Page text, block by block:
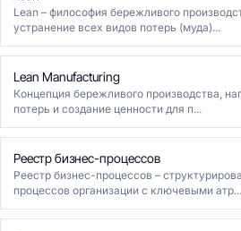
Lean – философия бережливого
устранение всех видов потерь (муда)...
Lean Manufacturing
Концепция бережливого производства,
потерь и создание ценности для п...
Реестр бизнес-процессов
Реестр бизнес-процессов –
процессов организации с ключевыми атр...